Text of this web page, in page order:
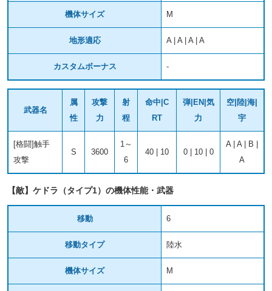
機体サイズ M
地形適応 A | A | A | A
カスタムボーナス -
武器名
属
性
攻撃
力
射
程
命中|C
RT
弾|EN|気
力
空|陸|海|
宇
[格闘]触手
攻撃
S 3600
1～
6
40 | 10 0 | 10 | 0
A | A | B |
A
【敵】ケドラ（タイプ1）の機体性能・武器
移動 6
移動タイプ 陸水
機体サイズ M